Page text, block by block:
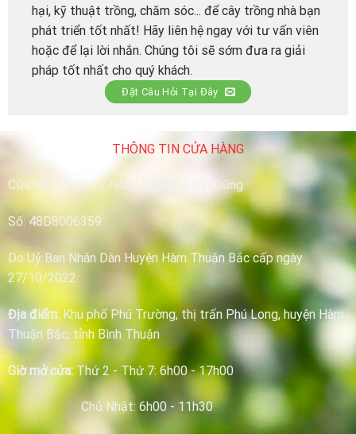
hại, kỹ thuật trồng, chăm sóc... để cây trồng nhà bạn
phát triển tốt nhất! Hãy liên hệ ngay với tư vấn viên
hoặc để lại lời nhắn. Chúng tôi sẽ sớm đưa ra giải
pháp tốt nhất cho quý khách.
Đặt Câu Hỏi Tại Đây
THÔNG TIN CỬA HÀNG
Cửa Hàng Vật Tư Nông Nghiệp Minh Dũng
Số: 48D8006359
Do Uỷ Ban Nhân Dân Huyện Hàm Thuận Bắc cấp ngày
27/10/2022
Địa điểm:Khu phố Phú Trường, thị trấn Phú Long, huyện Hàm
Thuận Bắc, tỉnh Bình Thuận
Giờ mở cửa: Thứ 2 - Thứ 7: 6h00 - 17h00
Chủ Nhật: 6h00 - 11h30